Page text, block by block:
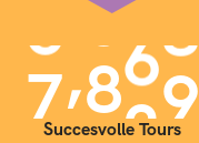
7,000
Succesvolle Tours